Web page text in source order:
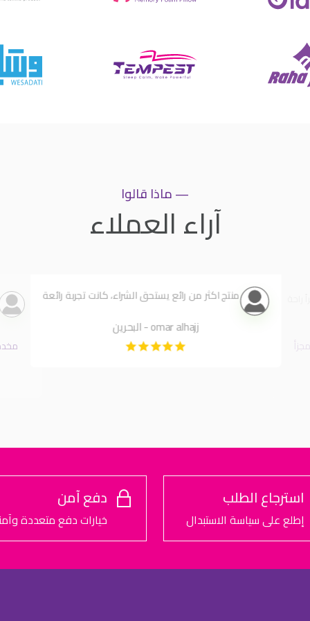
— ماذا قالوا
آراء العملاء
منتج اكثر من رائع يستحق الشراء، كانت تجربة رائعة
omar alhajj - البحرين
استرجاع الطلب
إطلع على سياسة الاستبدال
دفع آمن
خيارات دفع متعددة